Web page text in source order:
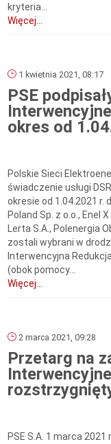
kryteria...
Więcej...
1 kwietnia 2021, 08:17
PSE
okres od
Polskie Sieci
świadczenie usługi
okresie od 1.04.2021 r.
Poland Sp. z o.o., Enel
Lerta S.A., Polenergia
zostali wybrani w
Interwencyjna
(obok pomocy...
Więcej...
2 marca 2021, 09:28
Przetarg na
PSE S.A. 1 marca